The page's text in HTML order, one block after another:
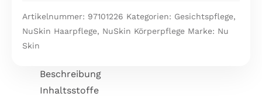
Artikelnummer: 97101226 Kategorien: Gesichtspflege,
NuSkin Haarpflege, NuSkin Körperpflege Marke: Nu
Skin
Beschreibung
Inhaltsstoffe